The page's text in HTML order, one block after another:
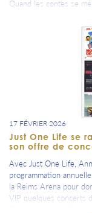
Quand les contes se
Dans un théâtre
en quête pour
Toutes les infos et
17 FÉVRIER 2026
Just One Life se
son offre de
Avec Just One Life,
programmation
la Reims Arena pour
VIP quelques concerts